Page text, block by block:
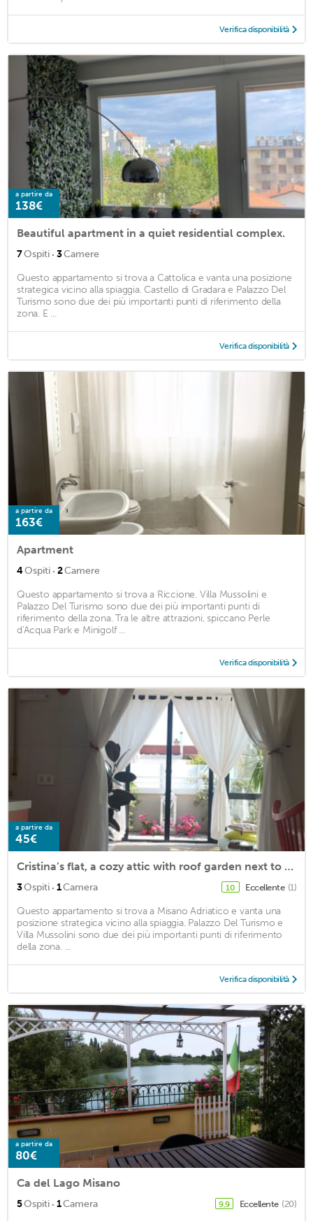
Verifica disponibilità
a partire da
138€
Beautiful apartment in a quiet residential complex.
7Ospiti · 3Camere
Questo appartamento si trova a Cattolica e vanta una posizione
strategica vicino alla spiaggia. Castello di Gradara e Palazzo Del
Turismo sono due dei più importanti punti di riferimento della
zona. E ...
Verifica disponibilità
a partire da
163€
Apartment
4Ospiti · 2Camere
Questo appartamento si trova a Riccione. Villa Mussolini e
Palazzo Del Turismo sono due dei più importanti punti di
riferimento della zona. Tra le altre attrazioni, spiccano Perle
d'Acqua Park e Minigolf ...
Verifica disponibilità
a partire da
45€
Cristina’s flat, a cozy attic with roof garden next to the beach
3Ospiti · 1Camera 10 Eccellente (1)
Questo appartamento si trova a Misano Adriatico e vanta una
posizione strategica vicino alla spiaggia. Palazzo Del Turismo e
Villa Mussolini sono due dei più importanti punti di riferimento
della zona. ...
Verifica disponibilità
a partire da
80€
Ca del Lago Misano
5Ospiti · 1Camera 9,9 Eccellente (20)